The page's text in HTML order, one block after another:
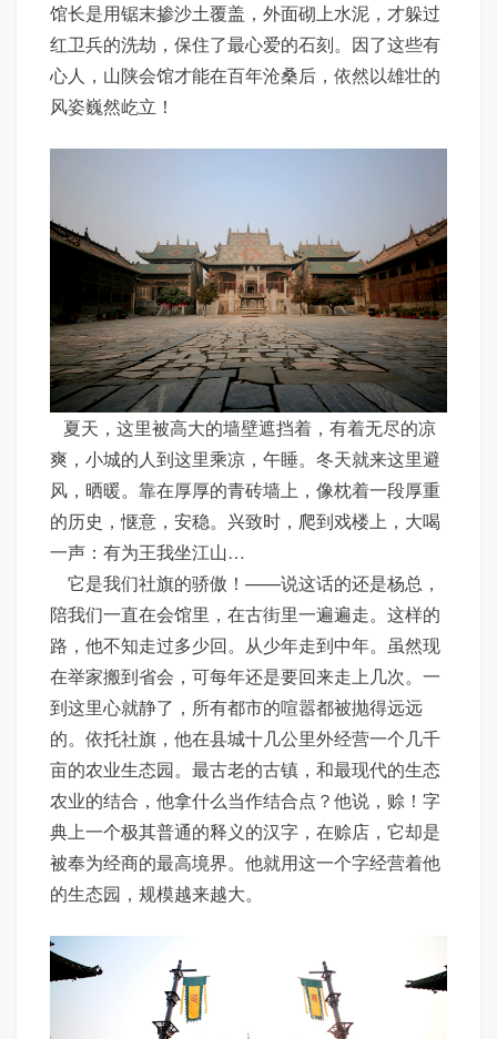
馆长是用锯末掺沙土覆盖，外面砌上水泥，才躲过
红卫兵的洗劫，保住了最心爱的石刻。因了这些有
心人，山陕会馆才能在百年沧桑后，依然以雄壮的
风姿巍然屹立！
夏天，这里被高大的墙壁遮挡着，有着无尽的凉
爽，小城的人到这里乘凉，午睡。冬天就来这里避
风，晒暖。靠在厚厚的青砖墙上，像枕着一段厚重
的历史，惬意，安稳。兴致时，爬到戏楼上，大喝
一声：有为王我坐江山…
它是我们社旗的骄傲！——说这话的还是杨总，
陪我们一直在会馆里，在古街里一遍遍走。这样的
路，他不知走过多少回。从少年走到中年。虽然现
在举家搬到省会，可每年还是要回来走上几次。一
到这里心就静了，所有都市的喧嚣都被抛得远远
的。依托社旗，他在县城十几公里外经营一个几千
亩的农业生态园。最古老的古镇，和最现代的生态
农业的结合，他拿什么当作结合点？他说，赊！字
典上一个极其普通的释义的汉字，在赊店，它却是
被奉为经商的最高境界。他就用这一个字经营着他
的生态园，规模越来越大。